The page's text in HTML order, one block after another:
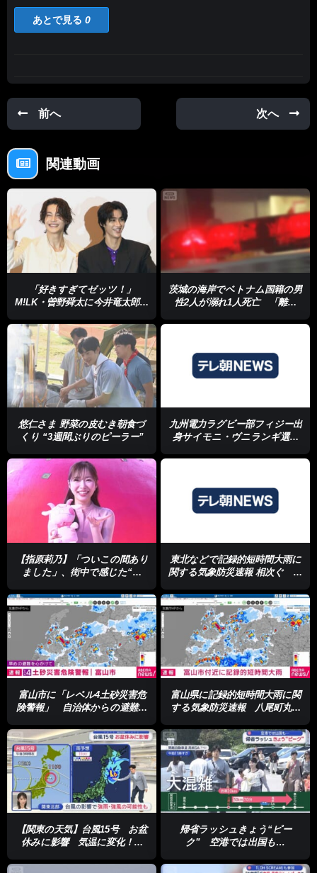
あとで見る 0
前へ 次へ
関連動画
「好きすぎてゼッツ！」
M!LK・曽野舜太に今井竜太郎が
茨城の海岸でベトナム国籍の男
性2人が溺れ1人死亡 「離岸
悠仁さま 野菜の皮むき朝食づ
くり “3週間ぶりのピーラー”
九州電力ラグビー部フィジー出
身サイモニ・ヴニランギ選手
【指原莉乃】「ついこの間あり
ました」、街中で感じた“運
東北などで記録的短時間大雨に
関する気象防災速報 相次ぐ 土
富山市に「レベル4土砂災害危
険警報」 自治体からの避難情
富山県に記録的短時間大雨に関
する気象防災速報 八尾町丸山
【関東の天気】台風15号 お盆
休みに影響 気温に変化！
帰省ラッシュきょう“ピー
ク” 空港では出国も…